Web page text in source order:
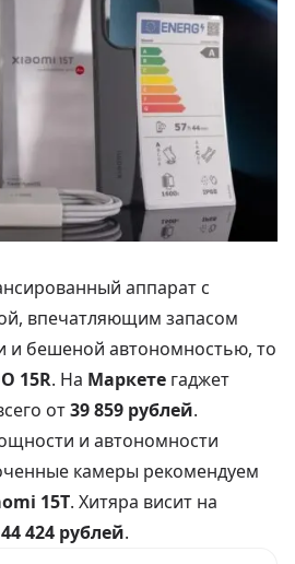
аппарат с
впечатляющим запасом
и бешеной автономностью, то
15R. На Маркете гаджет
от39 859 рублей.
и автономности
камеры рекомендуем
15T. Хитяра висит на
44 424 рублей.